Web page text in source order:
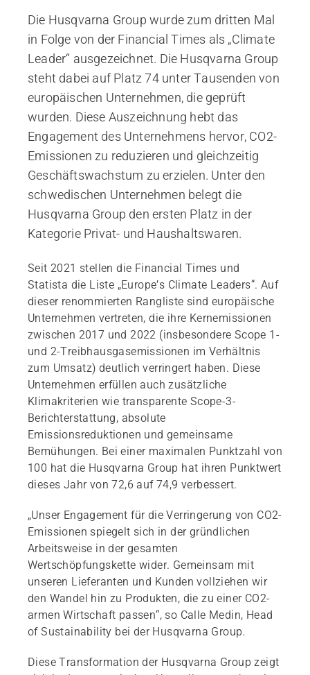
Die Husqvarna Group wurde zum dritten Mal
in Folge von der Financial Times als „Climate
Leader“ ausgezeichnet. Die Husqvarna Group
steht dabei auf Platz 74 unter Tausenden von
europäischen Unternehmen, die geprüft
wurden. Diese Auszeichnung hebt das
Engagement des Unternehmens hervor, CO2-
Emissionen zu reduzieren und gleichzeitig
Geschäftswachstum zu erzielen. Unter den
schwedischen Unternehmen belegt die
Husqvarna Group den ersten Platz in der
Kategorie Privat- und Haushaltswaren.
Seit 2021 stellen die Financial Times und
Statista die Liste „Europe’s Climate Leaders“. Auf
dieser renommierten Rangliste sind europäische
Unternehmen vertreten, die ihre Kernemissionen
zwischen 2017 und 2022 (insbesondere Scope 1-
und 2-Treibhausgasemissionen im Verhältnis
zum Umsatz) deutlich verringert haben. Diese
Unternehmen erfüllen auch zusätzliche
Klimakriterien wie transparente Scope-3-
Berichterstattung, absolute
Emissionsreduktionen und gemeinsame
Bemühungen. Bei einer maximalen Punktzahl von
100 hat die Husqvarna Group hat ihren Punktwert
dieses Jahr von 72,6 auf 74,9 verbessert.
„Unser Engagement für die Verringerung von CO2-
Emissionen spiegelt sich in der gründlichen
Arbeitsweise in der gesamten
Wertschöpfungskette wider. Gemeinsam mit
unseren Lieferanten und Kunden vollziehen wir
den Wandel hin zu Produkten, die zu einer CO2-
armen Wirtschaft passen“, so Calle Medin, Head
of Sustainability bei der Husqvarna Group.
Diese Transformation der Husqvarna Group zeigt